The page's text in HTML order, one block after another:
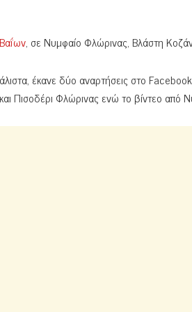
, σε Νυμφαίο Φλώρινας, Βλάστη
έκανε δύο αναρτήσεις στο
Πισοδέρι Φλώρινας ενώ το βίντεο από